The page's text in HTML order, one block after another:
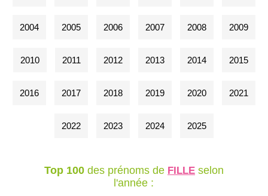
2004 2005 2006 2007 2008 2009
2010 2011 2012 2013 2014 2015
2016 2017 2018 2019 2020 2021
2022 2023 2024 2025
Top 100des prénoms de FILLEselon
l'année :